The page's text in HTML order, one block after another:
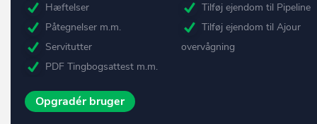
Hæftelser
Påtegnelser m.m.
Servitutter
PDF Tingbogsattest m.m.
Tilføj ejendom til Pipeline
Tilføj ejendom til Ajour
overvågning
Opgradér bruger